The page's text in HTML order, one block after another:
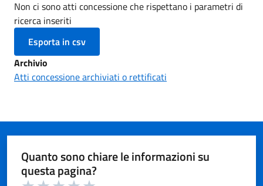
Non ci sono atti concessione che rispettano i parametri di
ricerca inseriti
Archivio
Atti concessione archiviati o rettificati
Quanto sono chiare le informazioni su
questa pagina?